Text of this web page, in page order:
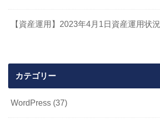
【資産運用】2023年4月1日資産運用状況
カテゴリー
WordPress (37)